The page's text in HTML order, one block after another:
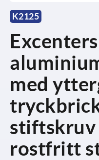
K2125
med
stiftskruv
rostfritt